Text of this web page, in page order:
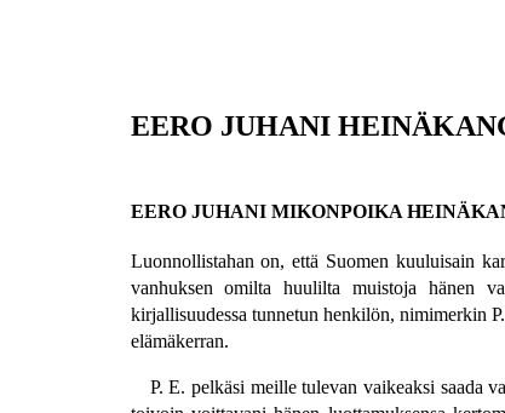
EERO JUHANI
EERO JUHANI MIKONPOIKA
Luonnollistahan on, että Suomen kuuluisain
vanhuksen omilta huulilta muistoja hänen
kirjallisuudessa tunnetun henkilön, nimimerkin
elämäkerran.
P. E. pelkäsi meille tulevan vaikeaksi saada